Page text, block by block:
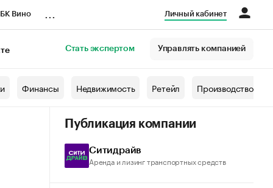
Вино Личный кабинет
Стать экспертом Управлять компанией
Финансы Недвижимость Ретейл Производство
Публикация компании
Ситидрайв
Аренда и лизинг транспортных средств